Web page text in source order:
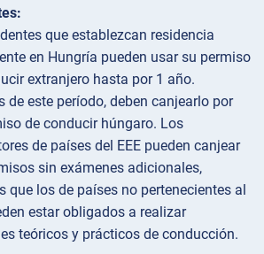
que establezcan residencia
en Hungría pueden usar su permiso
extranjero hasta por 1 año.
de este período, deben canjearlo por
de conducir húngaro. Los
de países del EEE pueden canjear
sin exámenes adicionales,
que los de países no pertenecientes al
estar obligados a realizar
teóricos y prácticos de conducción.